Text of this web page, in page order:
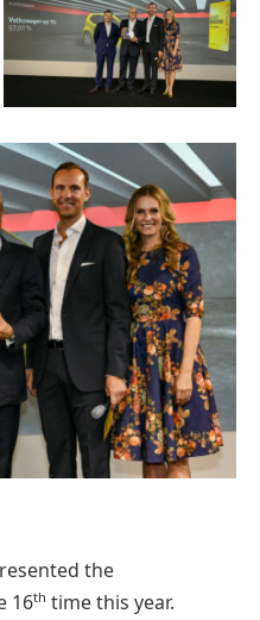
the
16th time this year.